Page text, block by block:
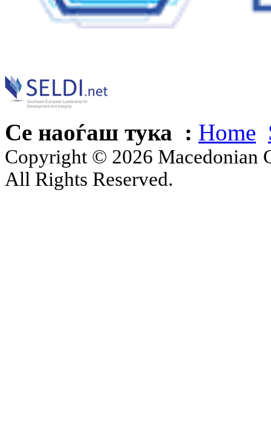
Се наоѓаш тука : Home
Copyright © 2026 Macedonian
All Rights Reserved.